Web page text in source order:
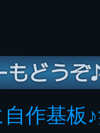
もどうぞ
作基板